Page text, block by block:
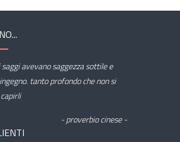
avevano saggezza sottile e
tanto profondo che non si
- proverbio cinese -